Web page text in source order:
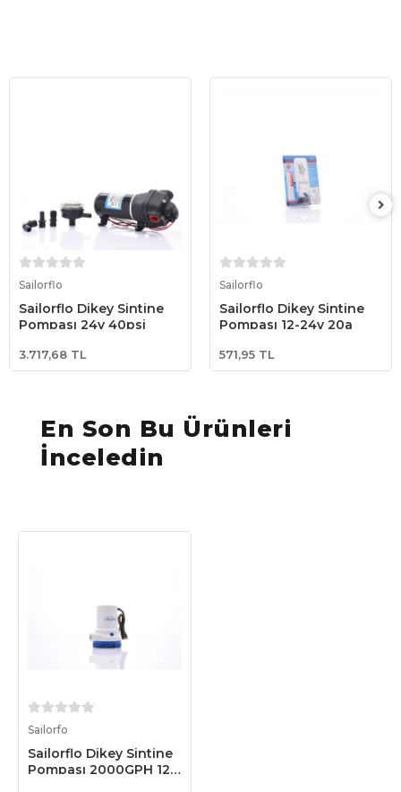
Sailorflo
Sailorflo Dikey Sintine
Pompası 24v 40psi
3.717,68 TL
Sailorflo
Sailorflo Dikey Sintine
Pompası 12-24v 20a
571,95 TL
En Son Bu Ürünleri
İnceledin
Sailorfo
Sailorflo Dikey Sintine
Pompası 2000GPH 12V